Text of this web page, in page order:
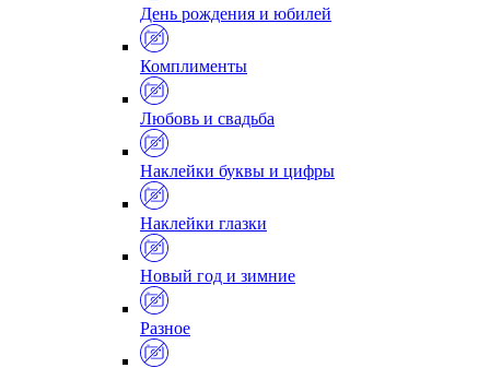
День рождения и юбилей
Комплименты
Любовь и свадьба
Наклейки буквы и цифры
Наклейки глазки
Новый год и зимние
Разное